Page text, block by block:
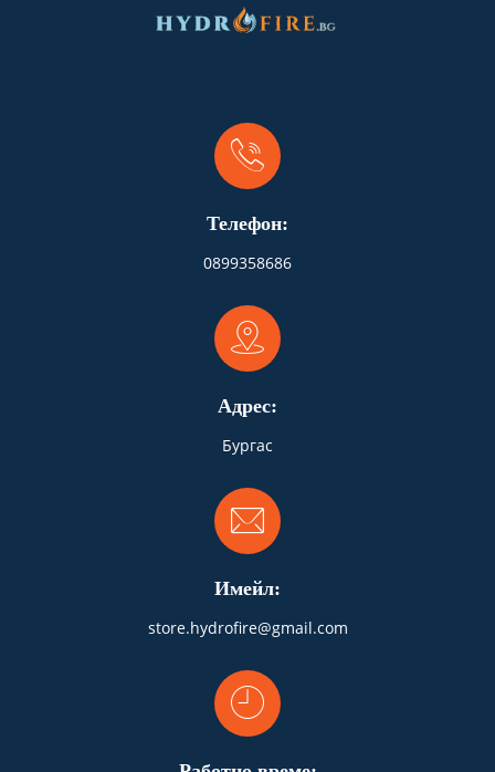
Телефон:
0899358686
Адрес:
Бургас
Имейл:
store.hydrofire@gmail.com